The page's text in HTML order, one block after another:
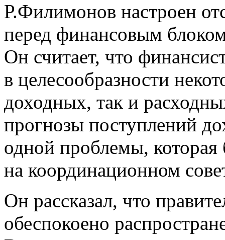
Р.Филимонов настроен
перед финансовым
Он считает, что
в целесообразности
доходных, так и
прогнозы поступлений
одной проблемы, которая
на координационном
Он рассказал, что
обеспокоено